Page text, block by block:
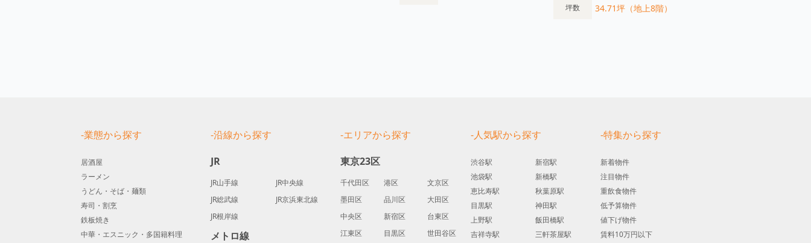
坪数 34.71坪（地上8階）
-業態から探す
居酒屋
ラーメン
うどん・そば・麺類
寿司・割烹
鉄板焼き
中華・エスニック・多国籍料理
-沿線から探す
JR
JR山手線
JR中央線
JR総武線
JR京浜東北線
JR根岸線
メトロ線
-エリアから探す
東京23区
千代田区 港区
文京区
墨田区
品川区
大田区
中央区
新宿区
台東区
江東区
目黒区
世田谷区
-人気駅から探す
渋谷駅
新宿駅
池袋駅
新橋駅
恵比寿駅
秋葉原駅
目黒駅
神田駅
上野駅
飯田橋駅
吉祥寺駅
三軒茶屋駅
-特集から探す
新着物件
注目物件
重飲食物件
低予算物件
値下げ物件
賃料10万円以下